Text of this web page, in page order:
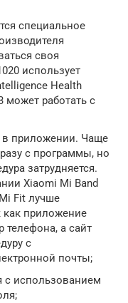
специальное
своя
использует
Health
может работать с
в приложении. Чаще
с программы, но
затрудняется.
Xiaomi Mi Band
Fit лучше
как приложение
телефона, а сайт
с
почты;
с использованием